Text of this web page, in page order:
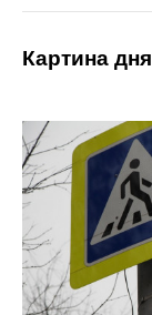
Картина дня